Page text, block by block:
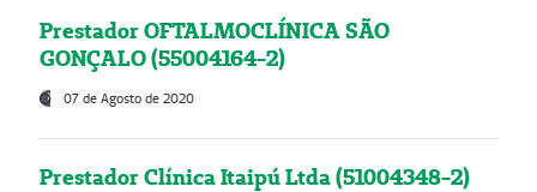
Prestador OFTALMOCLÍNICA SÃO
GONÇALO (55004164-2)
07 de Agosto de 2020
Prestador Clínica Itaipú Ltda (51004348-2)